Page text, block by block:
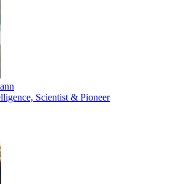
Scientist & Pioneer